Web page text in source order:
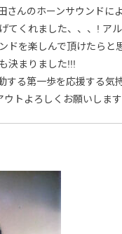
さんのホーンサウンドに
てくれました、、、! ア
ドを楽しんで頂けたらと
決まりました!!!
する第一歩を応援する気
ウトよろしくお願いしま